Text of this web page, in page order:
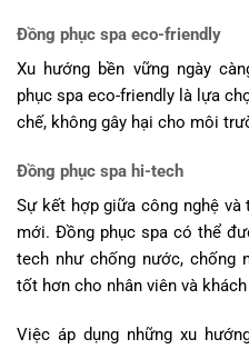
Đồng phục spa eco-friendly
Xu hướng bền vững ngày
phục spa eco-friendly là lựa
chế, không gây hại cho môi
Đồng phục spa hi-tech
Sự kết hợp giữa công nghệ
mới. Đồng phục spa có thể
tech như chống nước, chống
tốt hơn cho nhân viên và khách
Việc áp dụng những xu